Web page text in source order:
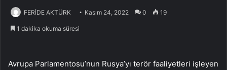
FERİDE AKTÜRK Kasım 24, 2022 0 19
1 dakika okuma süresi
Avrupa Parlamentosu’nun Rusya’yı terör faaliyetleri işleyen